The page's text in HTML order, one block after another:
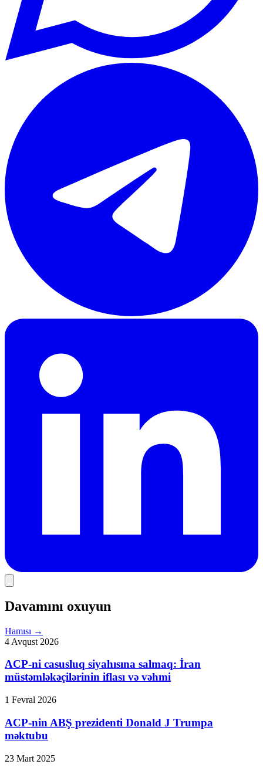
Davamını oxuyun
Hamısı →
4 Avqust 2026
ACP-ni casusluq siyahısına salmaq: İran
müstəmləkəçilərinin iflası və vəhmi
1 Fevral 2026
ACP-nin ABŞ prezidenti Donald J Trumpa
məktubu
23 Mart 2025